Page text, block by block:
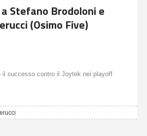
Stefano Brodoloni e
(Osimo Five)
il successo contro il Joytek nei playoff